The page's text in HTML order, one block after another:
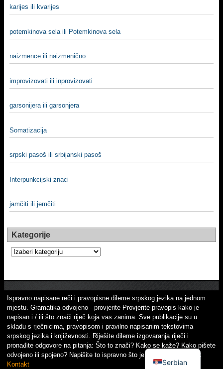
karijes ili kvarijes
potemkinova sela ili Potemkinova sela
naizmence ili naizmenično
improvizovati ili inprovizovati
garsonijera ili garsonjera
Somatizacija
srpski pasoš ili srbijanski pasoš
Interpunkcijski znaci
jamčiti ili jemčiti
Kategorije
Kategorije
Ispravno napisane reči i pravopisne dileme srpskog jezika na jednom
mjestu. Gramatika odvojeno - provjerite Provjerite pravopis kako je
napisan i / ili što znači riječ koja vas zanima. Sve publikacije su u
skladu s rječnicima, pravopisom i pravilno napisanim tekstovima
srpskog jezika i književnosti. Riješite dileme izgovaranja riječi i
pronađite odgovore na pitanja: Što to znači? Kako se kaže? Kako pišete
odvojeno ili spojeno? Napišite to ispravno što je važno! Srpski jezik
Kontakt
Serbian